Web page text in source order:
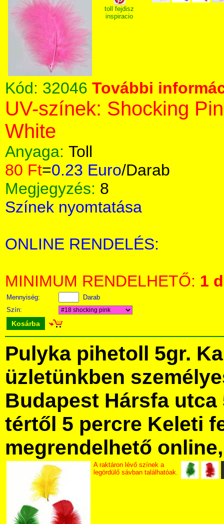
toll fejdisz
inspiracio
Kód: 32046 További
UV-színek: Shocking
White
Anyaga: Toll
80 Ft=0.23 Euro/Darab
Megjegyzés: 8
Színek nyomtatása
ONLINE RENDELÉS:
MINIMUM RENDELHETŐ: 1
Mennyiség:
Darab
Szín:
Kosárba
Pulyka pihetoll 5gr.
üzletünkben
Budapest Hársfa utca
tértől 5 percre Keleti
megrendelhető
A raktáron lévő színek a
legördülő sávban találhatóak.